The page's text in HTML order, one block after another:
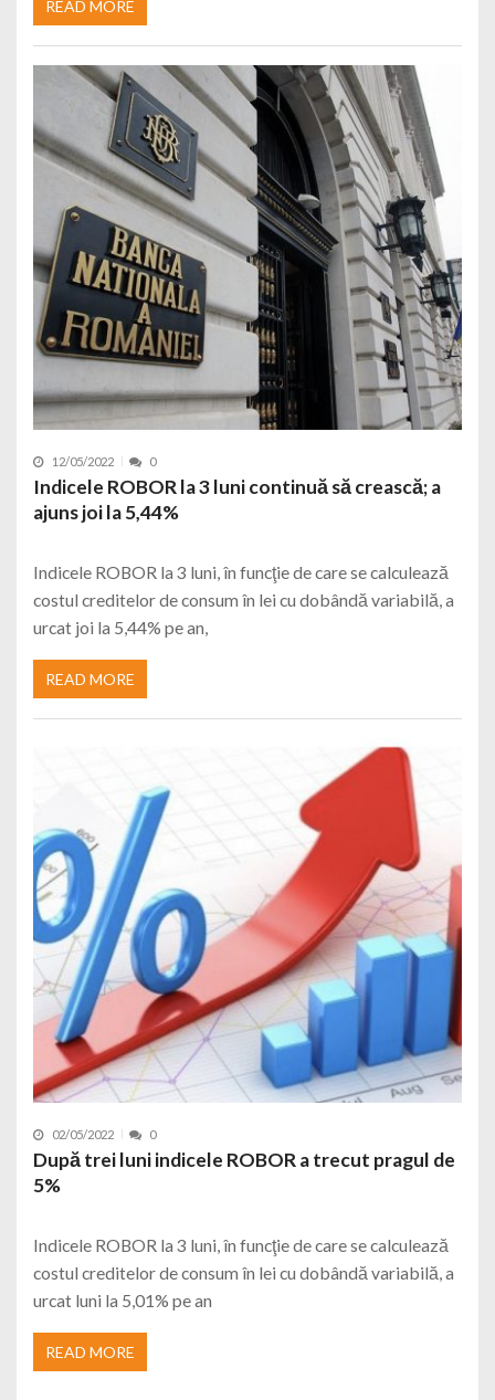
READ MORE
12/05/2022 0
Indicele ROBOR la 3 luni continuă să crească; a
ajuns joi la 5,44%
Indicele ROBOR la 3 luni, în funcţie de care se calculează
costul creditelor de consum în lei cu dobândă variabilă, a
urcat joi la 5,44% pe an,
READ MORE
02/05/2022 0
După trei luni indicele ROBOR a trecut pragul de
5%
Indicele ROBOR la 3 luni, în funcţie de care se calculează
costul creditelor de consum în lei cu dobândă variabilă, a
urcat luni la 5,01% pe an
READ MORE